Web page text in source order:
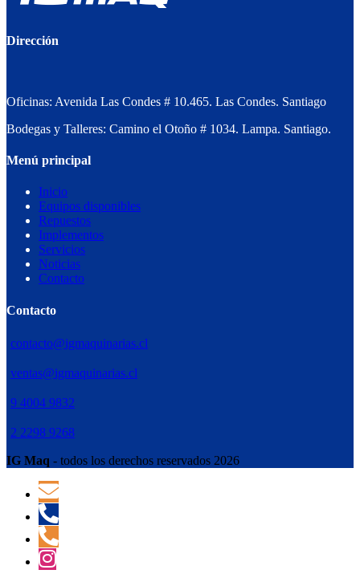
Dirección
Oficinas: Avenida Las Condes # 10.465. Las Condes. Santiago
Bodegas y Talleres: Camino el Otoño # 1034. Lampa. Santiago.
Menú principal
Inicio
Equipos disponibles
Repuestos
Implementos
Servicios
Noticias
Contacto
Contacto
contacto@igmaquinarias.cl
ventas@igmaquinarias.cl
9 4004 9832
2 2298 9268
IG Maq - todos los derechos reservados 2026